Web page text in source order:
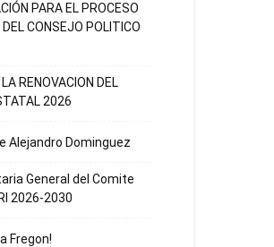
PARA EL PROCESO
DEL CONSEJO POLITICO
RENOVACION DEL
2026
Alejandro Dominguez
General del Comite
2026-2030
Fregon!